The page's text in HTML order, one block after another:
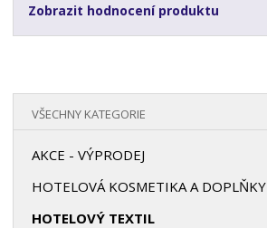
Zobrazit hodnocení produktu
VŠECHNY KATEGORIE
AKCE - VÝPRODEJ
HOTELOVÁ KOSMETIKA A DOPLŇKY
HOTELOVÝ TEXTIL